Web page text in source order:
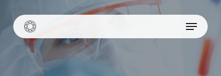
main
content
Menu